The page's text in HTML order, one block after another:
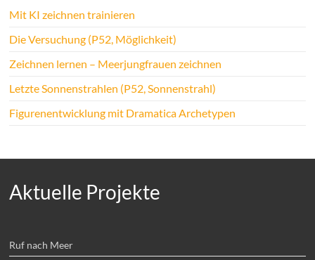
Mit KI zeichnen trainieren
Die Versuchung (P52, Möglichkeit)
Zeichnen lernen – Meerjungfrauen zeichnen
Letzte Sonnenstrahlen (P52, Sonnenstrahl)
Figurenentwicklung mit Dramatica Archetypen
Aktuelle Projekte
Ruf nach Meer